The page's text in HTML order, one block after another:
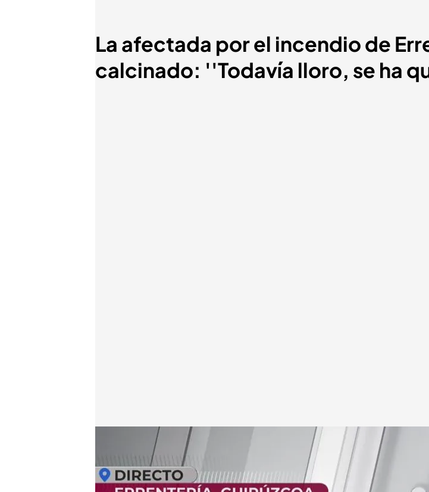
La afectada por el incendio de
calcinado: ''Todavía lloro, se ha
La afectada por el incendio de Errenteria enseña su piso calcinado
En boca de todos
04 ENE 2024 - 13:25h.